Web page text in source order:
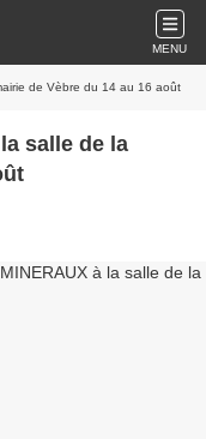
MENU
de Vèbre du 14 au 16 août
salle de la